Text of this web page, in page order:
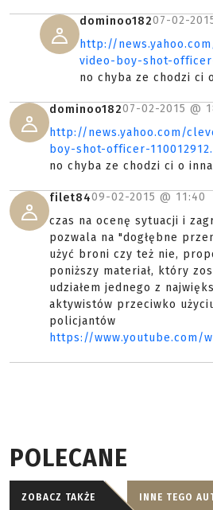
dominoo18207-02-
http://
video-boy-shot-
no chyba ze chodzi ci
dominoo18207-02-2015 @
http://news.yahoo.com/
boy-shot-officer-
no chyba ze chodzi ci o
filet8409-02-2015 @ 11:40
czas na ocenę sytuacji i
pozwala na "dogłębne
użyć broni czy też nie,
poniższy materiał, który
udziałem jednego z
aktywistów przeciwko
policjantów
https://www.youtube.com/
POLECANE
ZOBACZ TAKŻE INNE TEGO